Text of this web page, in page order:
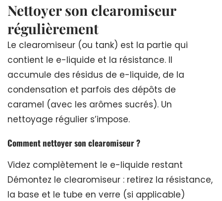
Nettoyer son clearomiseur
régulièrement
Le clearomiseur (ou tank) est la partie qui
contient le e-liquide et la résistance. Il
accumule des résidus de e-liquide, de la
condensation et parfois des dépôts de
caramel (avec les arômes sucrés). Un
nettoyage régulier s’impose.
Comment nettoyer son clearomiseur ?
Videz complètement le e-liquide restant
Démontez le clearomiseur : retirez la résistance,
la base et le tube en verre (si applicable)